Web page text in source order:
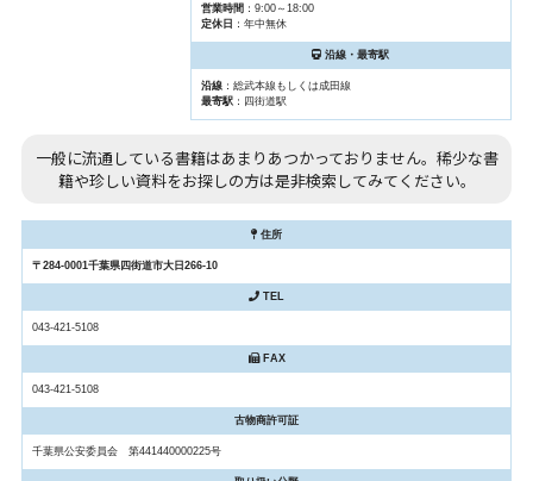
営業時間 ：9:00～18:00
定休日 ：年中無休
沿線・最寄駅
沿線：総武本線もしくは成田線
最寄駅：四街道駅
一般に流通している書籍はあまりあつかっておりません。稀少な書
籍や珍しい資料をお探しの方は是非検索してみてください。
住所
〒284-0001千葉県四街道市大日266-10
TEL
043-421-5108
FAX
043-421-5108
古物商許可証
千葉県公安委員会 第441440000225号